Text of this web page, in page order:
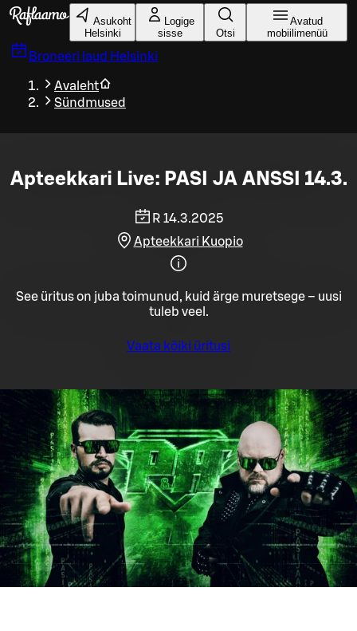
Liigu peamise sisu juurde
Asukoht
Helsinki
Logige
sisse
Otsi
Avatud
mobiilimenüü
Broneeri laud Helsinki
Avaleht
Sündmused
Apteekkari Live: PASI JA ANSSI 14.3.
R 14.3.2025
Apteekkari Kuopio
See üritus on juba toimunud, kuid ärge muretsege – uusi
tuleb veel.
Vaata kõiki üritusi